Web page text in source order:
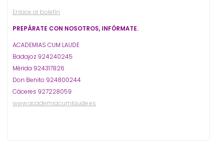
Enlace al boletín
PREPÁRATE CON NOSOTROS, INFÓRMATE.
ACADEMIAS CUM LAUDE
Badajoz 924240245
Mérida 924317826
Don Benito 924800244
Cáceres 927228059
www.academiacumlaude.es